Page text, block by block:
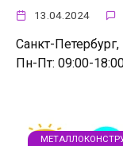
13.04.2024
Санкт-
Пн-Пт: 09:00-